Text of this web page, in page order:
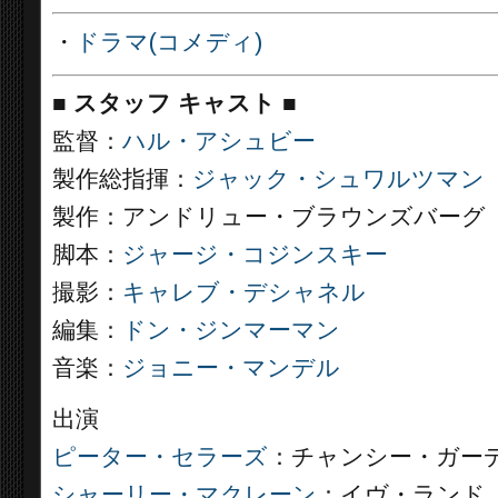
・ ドラマ(コメディ)
■ スタッフ キャスト ■
監督： ハル・アシュビー
製作総指揮： ジャック・シュワルツマン
製作：アンドリュー・ブラウンズバーグ
脚本： ジャージ・コジンスキー
撮影： キャレブ・デシャネル
編集：
ドン・ジンマーマン
音楽： ジョニー・マンデル
出演
ピーター・セラーズ ：チャンシー・ガー